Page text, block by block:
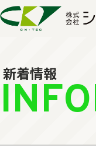
新着情報